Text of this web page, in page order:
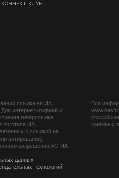
КЛУБ
ссылка на ИА
интернет-изданий и
гиперссылка
логотипа ИА
с ссылкой на
цитировании,
разрешения АО ИА
данных
технологий
Вся
смежных